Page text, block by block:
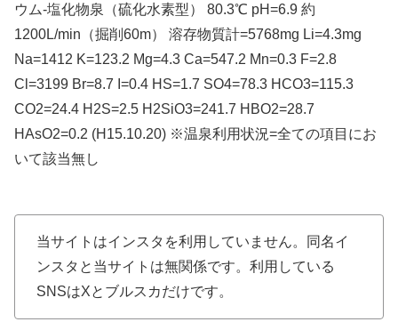
ウム-塩化物泉（硫化水素型） 80.3℃ pH=6.9 約
1200L/min（掘削60m） 溶存物質計=5768mg Li=4.3mg
Na=1412 K=123.2 Mg=4.3 Ca=547.2 Mn=0.3 F=2.8
Cl=3199 Br=8.7 I=0.4 HS=1.7 SO4=78.3 HCO3=115.3
CO2=24.4 H2S=2.5 H2SiO3=241.7 HBO2=28.7
HAsO2=0.2 (H15.10.20) ※温泉利用状況=全ての項目にお
いて該当無し
当サイトはインスタを利用していません。同名イ
ンスタと当サイトは無関係です。利用している
SNSはXとブルスカだけです。